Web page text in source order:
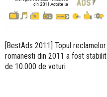
[BestAds 2011] Topul reclamelor
romanesti din 2011 a fost stabilit
de 10.000 de voturi